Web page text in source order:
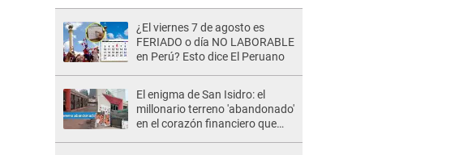
¿El viernes 7 de agosto es
FERIADO o día NO LABORABLE
en Perú? Esto dice El Peruano
El enigma de San Isidro: el
millonario terreno 'abandonado'
en el corazón financiero que